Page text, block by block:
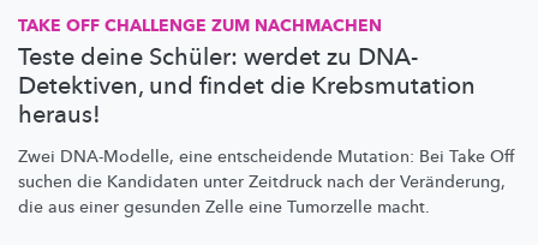
TAKE OFF CHALLENGE ZUM NACHMACHEN
Teste deine Schüler: werdet zu DNA-
Detektiven, und findet die Krebsmutation
heraus!
Zwei DNA-Modelle, eine entscheidende Mutation: Bei Take Off
suchen die Kandidaten unter Zeitdruck nach der Veränderung,
die aus einer gesunden Zelle eine Tumorzelle macht.